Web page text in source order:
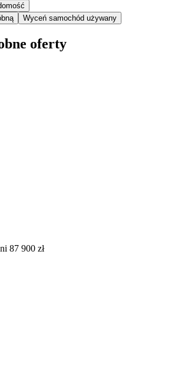
Wyceń samochód używany
oferty
87 900 zł